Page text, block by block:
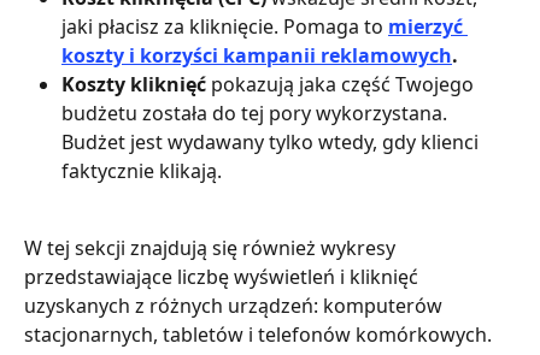
jaki płacisz za kliknięcie. Pomaga to mierzyć
koszty i korzyści kampanii reklamowych.
Koszty kliknięć pokazują jaka część Twojego
budżetu została do tej pory wykorzystana.
Budżet jest wydawany tylko wtedy, gdy klienci
faktycznie klikają.
W tej sekcji znajdują się również wykresy
przedstawiające liczbę wyświetleń i kliknięć
uzyskanych z różnych urządzeń: komputerów
stacjonarnych, tabletów i telefonów komórkowych.